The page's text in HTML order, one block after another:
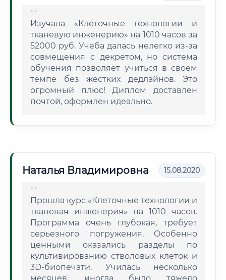
Изучала «Клеточные технологии и
тканевую инженерию» на 1010 часов за
52000 руб. Учеба далась нелегко из-за
совмещения с декретом, но система
обучения позволяет учиться в своем
темпе без жестких дедлайнов. Это
огромный плюс! Диплом доставлен
почтой, оформлен идеально.
Наталья Владимировна 15.08.2020
Прошла курс «Клеточные технологии и
тканевая инженерия» на 1010 часов.
Программа очень глубокая, требует
серьезного погружения. Особенно
ценными оказались разделы по
культивированию стволовых клеток и
3D-биопечати. Училась несколько